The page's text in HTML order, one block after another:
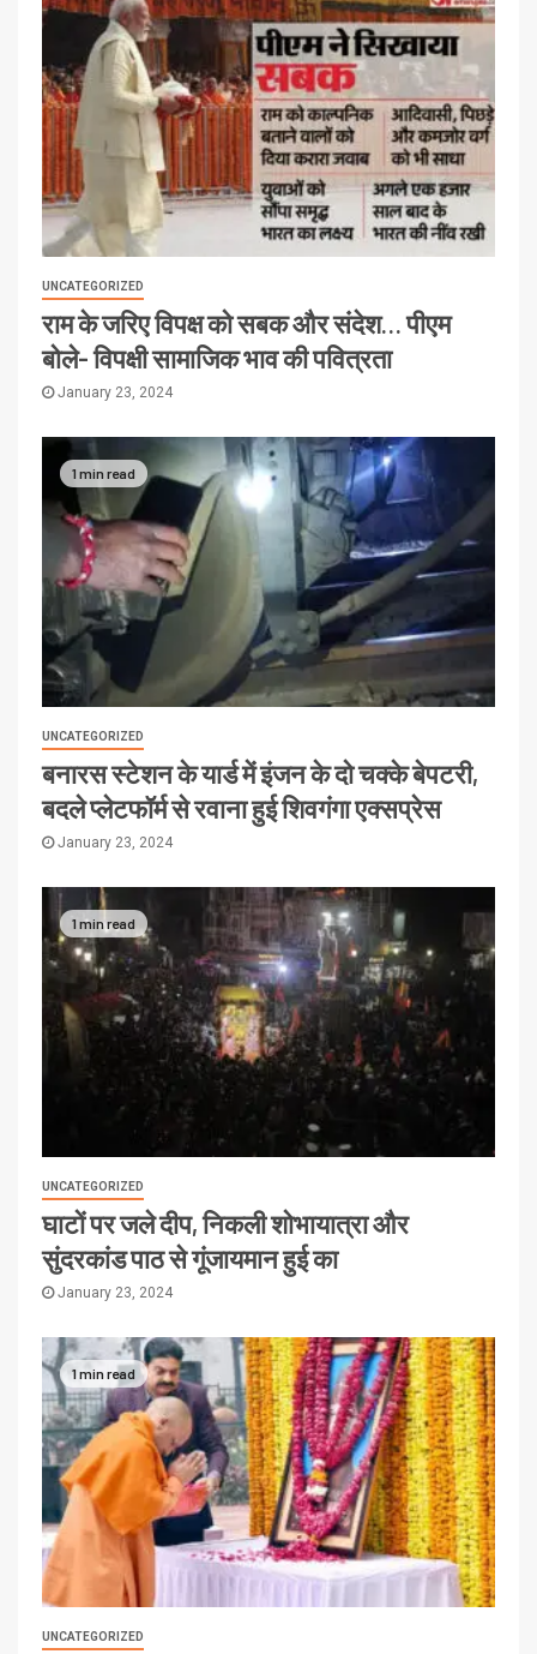
UNCATEGORIZED
राम के जरिए विपक्ष को सबक और संदेश… पीएम
बोले- विपक्षी सामाजिक भाव की पवित्रता
January 23, 2024
1 min read
UNCATEGORIZED
बनारस स्टेशन के यार्ड में इंजन के दो चक्के बेपटरी,
बदले प्लेटफॉर्म से रवाना हुई शिवगंगा एक्सप्रेस
January 23, 2024
1 min read
UNCATEGORIZED
घाटों पर जले दीप, निकली शोभायात्रा और
सुंदरकांड पाठ से गूंजायमान हुई का
January 23, 2024
1 min read
UNCATEGORIZED